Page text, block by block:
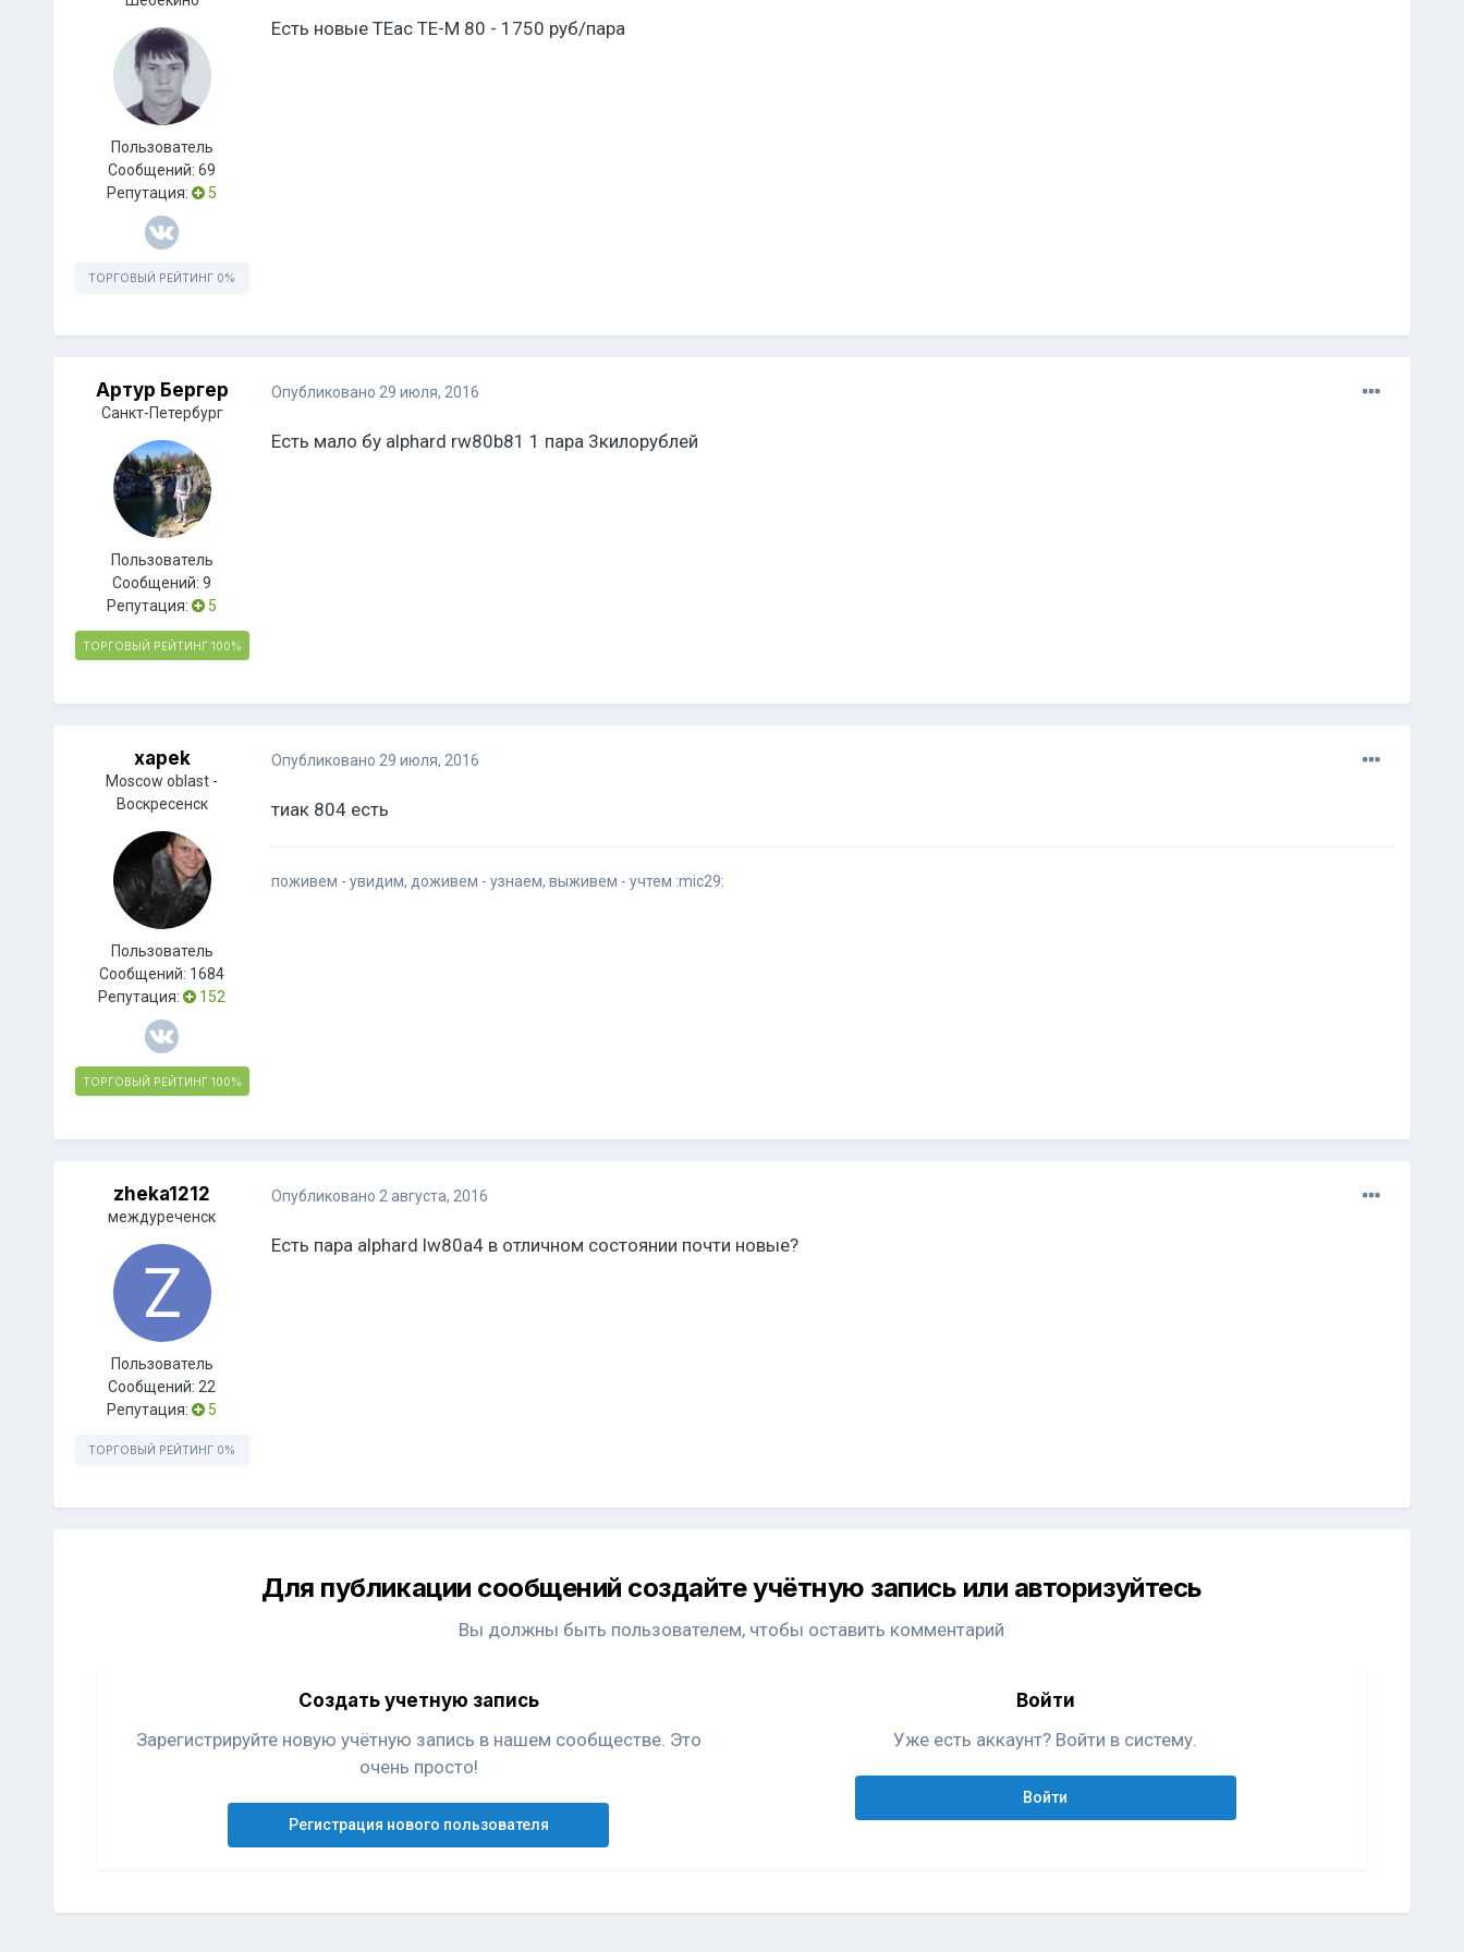
Пользователь
Сообщений:69
Репутация:
5
ТОРГОВЫЙ РЕЙТИНГ 0%
Есть новые TEac TE-M 80 - 1750 руб/пара
Артур Бергер
Санкт-Петербург
Пользователь
Сообщений:9
Репутация:
5
ТОРГОВЫЙ РЕЙТИНГ 100%
Опубликовано 29 июля, 2016
Есть мало бу alphard rw80b81 1 пара 3килорублей
xapek
Moscow oblast -
Воскресенск
Пользователь
Сообщений: 1684
Репутация:
152
ТОРГОВЫЙ РЕЙТИНГ 100%
Опубликовано 29 июля, 2016
тиак 804 есть
поживем - увидим, доживем - узнаем, выживем - учтем :mic29:
zheka1212
междуреченск
Пользователь
Сообщений:22
Репутация:
5
ТОРГОВЫЙ РЕЙТИНГ 0%
Опубликовано 2 августа, 2016
Есть пара alphard lw80a4 в отличном состоянии почти новые?
Для публикации сообщений создайте учётную запись или авторизуйтесь
Вы должны быть пользователем, чтобы оставить комментарий
Создать учетную запись
Зарегистрируйте новую учётную запись в нашем сообществе. Это
очень просто!
Регистрация нового пользователя
Войти
Уже есть аккаунт? Войти в систему.
Войти